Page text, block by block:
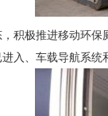
极推进移动环保
入、车载导航系统